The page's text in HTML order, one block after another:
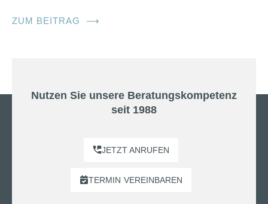
ZUM BEITRAG ⟶
Nutzen Sie unsere Beratungskompetenz
seit 1988
JETZT ANRUFEN
TERMIN VEREINBAREN